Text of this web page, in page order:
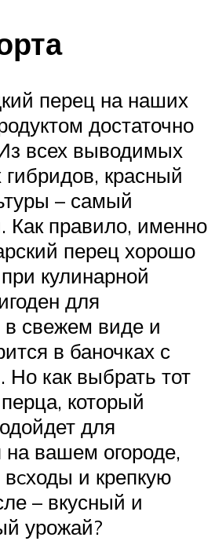
перец на наших
достаточно
всех выводимых
красный
– самый
Как правило, именно
перец хорошо
кулинарной
для
в свежем виде и
в баночках с
Но как выбрать тот
который
для
вашем огороде,
и крепкую
– вкусный и
урожай?